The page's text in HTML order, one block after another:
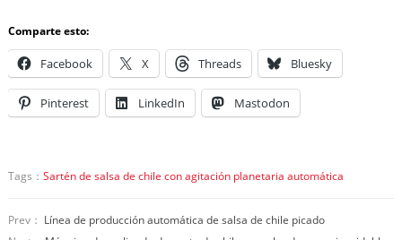
Comparte esto:
Facebook X Threads Bluesky
Pinterest LinkedIn Mastodon
Tags： Sartén de salsa de chile con agitación planetaria automática
Prev： Línea de producción automática de salsa de chile picado